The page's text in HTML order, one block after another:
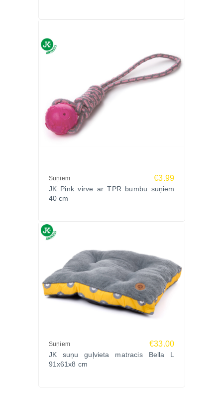
Suņiem €3.99
JK Pink virve ar TPR bumbu suņiem
40 cm
Suņiem €33.00
JK suņu guļvieta matracis Bella L
91x61x8 cm